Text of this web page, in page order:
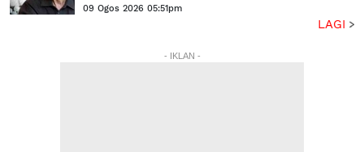
09 Ogos 2026 05:51pm
LAGI
- IKLAN -